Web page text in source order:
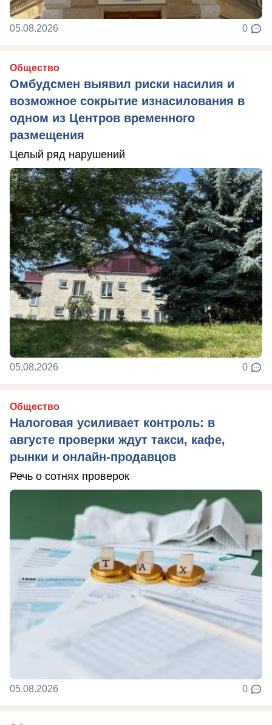
05.08.2026 0
Общество
Омбудсмен выявил риски насилия и
возможное сокрытие изнасилования в
одном из Центров временного
размещения
Целый ряд нарушений
05.08.2026 0
Общество
Налоговая усиливает контроль: в
августе проверки ждут такси, кафе,
рынки и онлайн-продавцов
Речь о сотнях проверок
05.08.2026 0